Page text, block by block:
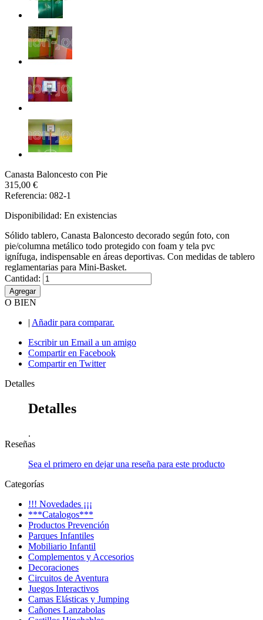
Canasta Baloncesto con Pie
315,00 €
Referencia: 082-1
Disponibilidad: En existencias
Sólido tablero, Canasta Baloncesto decorado según foto, con
pie/columna metálico todo protegido con foam y tela pvc
ignífuga, indispensable en áreas deportivas. Con medidas de tablero
reglamentarias para Mini-Basket.
Cantidad:
Agregar
O BIEN
| Añadir para comparar.
Escribir un Email a un amigo
Compartir en Facebook
Compartir en Twitter
Detalles
Detalles
.
Reseñas
Sea el primero en dejar una reseña para este producto
Categorías
!!! Novedades ¡¡¡
***Catalogos***
Productos Prevención
Parques Infantiles
Mobiliario Infantil
Complementos y Accesorios
Decoraciones
Circuitos de Aventura
Juegos Interactivos
Camas Elásticas y Jumping
Cañones Lanzabolas